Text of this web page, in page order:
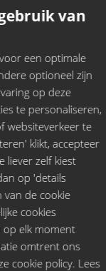
van
een optimale
optioneel zijn
op deze
te personaliseren,
websiteverkeer te
klikt, accepteer
liever zelf kiest
op 'details
van de cookie
cookies
op elk moment
omtrent ons
cookie policy. Lees